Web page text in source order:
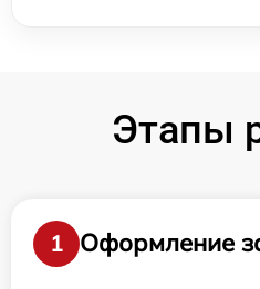
Этапы
1
Оформление